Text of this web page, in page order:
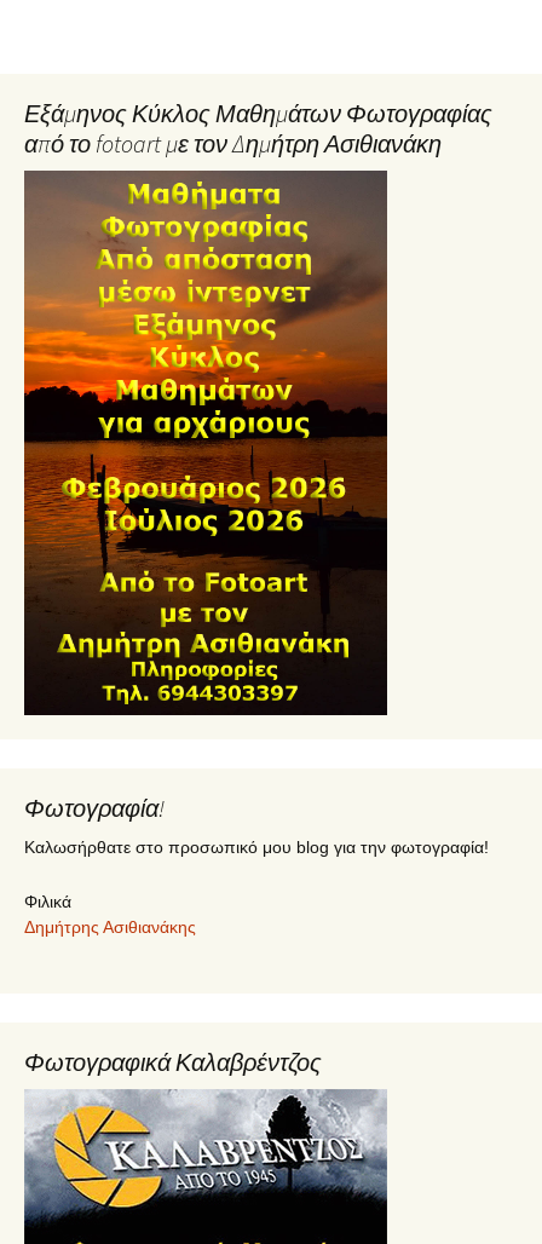
Εξάμηνος Κύκλος Μαθημάτων Φωτογραφίας
από το fotoart με τον Δημήτρη Ασιθιανάκη
Φωτογραφία!
Καλωσήρθατε στο προσωπικό μου blog για την φωτογραφία!
Φιλικά
Δημήτρης Ασιθιανάκης
Φωτογραφικά Καλαβρέντζος